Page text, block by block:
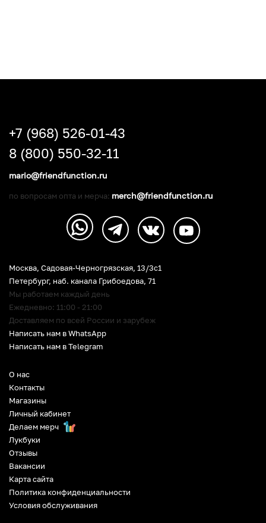
О нас
Контакты
Магазины
Личный кабинет
Делаем мерч
Лукбуки
Отзывы
Вакансии
Карта сайта
Политика конфиденциальности
Условия обслуживания
Москва, Садовая-Черногрязская, 13/3c1
Петербург, наб. канала Грибоедова, 71
Мы работаем каждый день
Ежедневно: 11:00 - 21:00
Доставляем по всей России и зарубеж
Написать нам в WhatsApp
Написать нам в Telegram
+7 (968) 526-01-43
8 (800) 550-32-11
mario@friendfunction.ru
по вопросам опта и мерча: merch@friendfunction.ru